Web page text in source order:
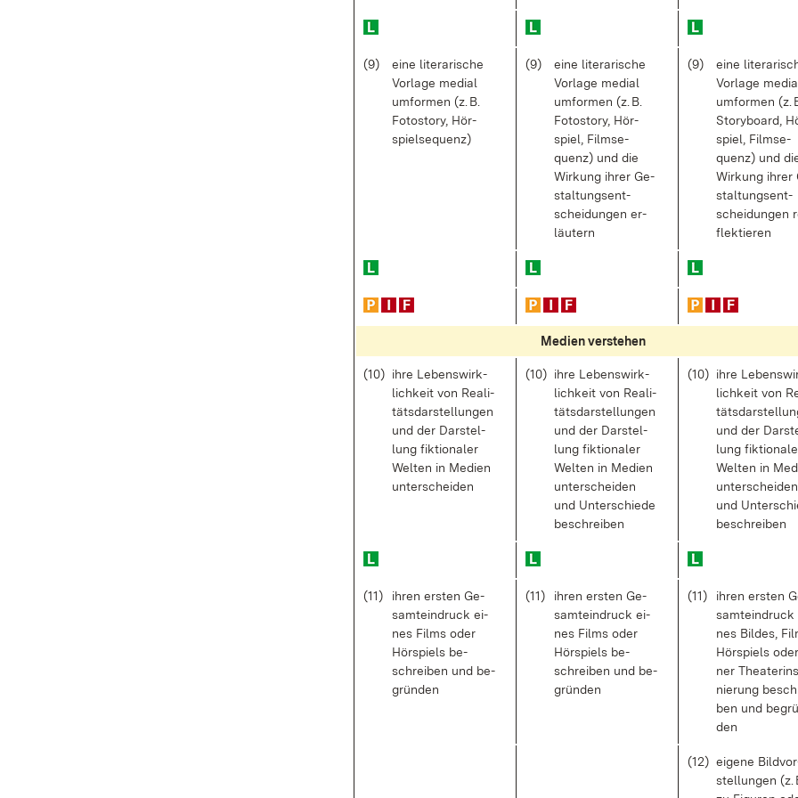
(9)
ei­ne li­te­ra­ri­sche
Vor­la­ge me­di­al
um­for­men (z. B.
Fo­to­s­to­ry, Hör­
spiel­se­quenz)
(9)
ei­ne li­te­ra­ri­sche
Vor­la­ge me­di­al
um­for­men (z. B.
Fo­to­s­to­ry, Hör­
spiel, Film­se­
quenz) und die
Wir­kung ih­rer Ge­
stal­tungs­ent­
schei­dun­gen er­
läu­tern
(9)
ei­ne
Vor­la­ge
um­for­men (z.
Sto­ry­board,
spiel, Film­se­
quenz) und
Wir­kung ih­rer
stal­tungs­ent­
schei­dun­gen
flek­tie­ren
Me­di­en ver­ste­hen
(10) ih­re Le­bens­wirk­
lich­keit von Rea­li­
täts­dar­stel­lun­gen
und der Dar­stel­
lung fik­tio­na­ler
Wel­ten in Me­di­en
un­ter­schei­den
(10) ih­re Le­bens­wirk­
lich­keit von Rea­li­
täts­dar­stel­lun­gen
und der Dar­stel­
lung fik­tio­na­ler
Wel­ten in Me­di­en
un­ter­schei­den
und Un­ter­schie­de
be­schrei­ben
(10) ih­re
lich­keit von
und der
lung
Wel­ten in
un­ter­schei­den
und
be­schrei­ben
(11)
ih­ren ers­ten Ge­
samt­ein­druck ei­
nes Films oder
Hör­spiels be­
schrei­ben und be­
grün­den
(11)
ih­ren ers­ten Ge­
samt­ein­druck ei­
nes Films oder
Hör­spiels be­
schrei­ben und be­
grün­den
(11)
ih­ren ers­ten
nes Bil­des,
Hör­spiels
ner
nie­rung
ben und
den
(12) ei­ge­ne
stel­lun­gen (z.